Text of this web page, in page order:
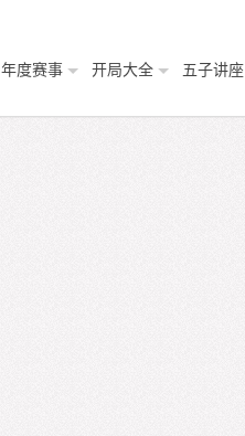
年度赛事 开局大全 五子讲座